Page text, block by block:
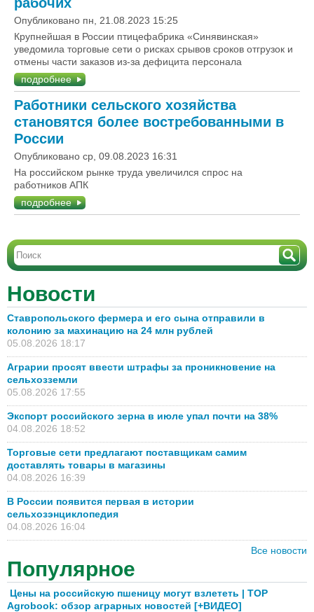
Опубликовано пн, 21.08.2023 15:25
Крупнейшая в России птицефабрика «Синявинская»
уведомила торговые сети о рисках срывов сроков отгрузок и
отмены части заказов из-за дефицита персонала
подробнее
Работники сельского хозяйства
становятся более востребованными в
России
Опубликовано ср, 09.08.2023 16:31
На российском рынке труда увеличился спрос на
работников АПК
подробнее
Новости
Ставропольского фермера и его сына отправили в
колонию за махинацию на 24 млн рублей
05.08.2026 18:17
Аграрии просят ввести штрафы за проникновение на
сельхозземли
05.08.2026 17:55
Экспорт российского зерна в июле упал почти на 38%
04.08.2026 18:52
Торговые сети предлагают поставщикам самим
доставлять товары в магазины
04.08.2026 16:39
В России появится первая в истории
сельхозэнциклопедия
04.08.2026 16:04
Все новости
Популярное
Цены на российскую пшеницу могут взлететь | TOP
Agrobook: обзор аграрных новостей [+ВИДЕО]